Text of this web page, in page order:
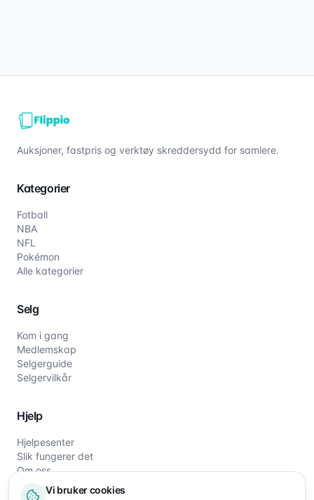
Auksjoner, fastpris og verktøy skreddersydd for samlere.
Kategorier
Fotball
NBA
NFL
Pokémon
Alle kategorier
Selg
Kom i gang
Medlemskap
Selgerguide
Selgervilkår
Hjelp
Hjelpesenter
Slik fungerer det
Om oss
Kontakt ossVi bruker cookies